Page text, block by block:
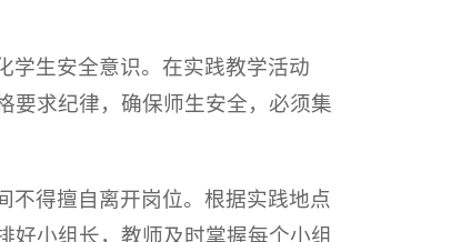
学生安全意识。在实践教学活动
要求纪律，确保师生安全，必须集
不得擅自离开岗位。根据实践地点
好小组长，教师及时掌握每个小组